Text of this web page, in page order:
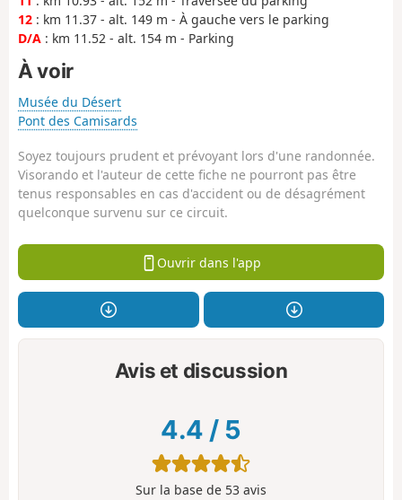
12 : km 11.37 - alt. 149 m - À gauche vers le parking
D/A : km 11.52 - alt. 154 m - Parking
À voir
Musée du Désert
Pont des Camisards
Soyez toujours prudent et prévoyant lors d'une randonnée.
Visorando et l'auteur de cette fiche ne pourront pas être
tenus responsables en cas d'accident ou de désagrément
quelconque survenu sur ce circuit.
Ouvrir dans l'app
Avis et discussion
4.4 / 5
Sur la base de 53 avis